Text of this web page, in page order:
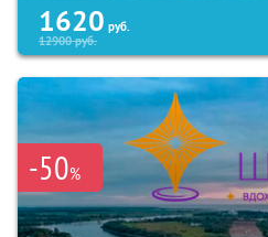
1620 руб.
12900руб.
-50%